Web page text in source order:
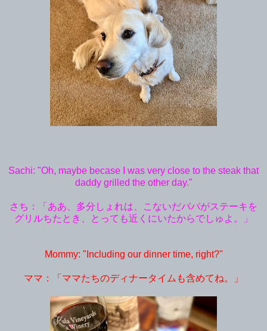
Sachi: "Oh, maybe becase I was very close to the steak that
daddy grilled the other day."
さち：「ああ、多分しょれは、こないだパパがステーキを
グリルちたとき、とっても近くにいたからでしゅよ。」
Mommy: "Including our dinner time, right?"
ママ：「ママたちのディナータイムも含めてね。」